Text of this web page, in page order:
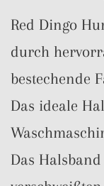
Red Dingo
durch
bestechende
Das ideale
Das